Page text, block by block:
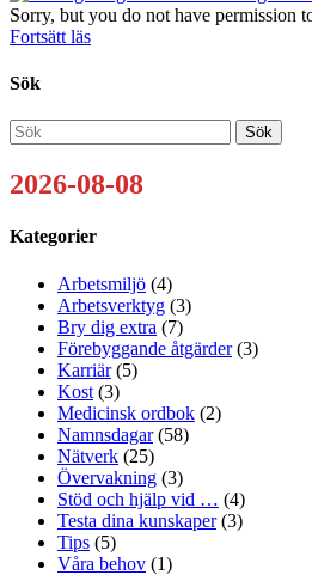
Sorry, but you do not have permission
Fortsätt läs
Sök
2026-08-08
Kategorier
Arbetsmiljö (4)
Arbetsverktyg (3)
Bry dig extra (7)
Förebyggande åtgärder(3)
Karriär(5)
Kost (3)
Medicinsk ordbok (2)
Namnsdagar(58)
Nätverk (25)
Övervakning (3)
Stöd och hjälp vid … (4)
Testa dina kunskaper(3)
Tips (5)
Våra behov (1)